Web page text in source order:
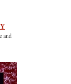
and